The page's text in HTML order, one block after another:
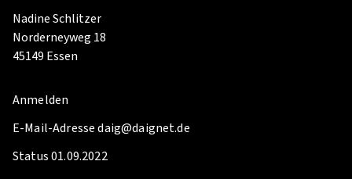
Nadine Schlitzer
Norderneyweg 18
45149 Essen
Anmelden
E-Mail-Adresse daig@daignet.de
Status 01.09.2022